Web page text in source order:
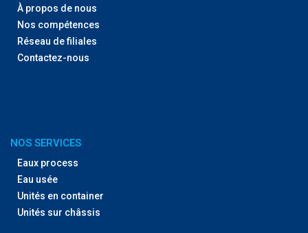
À propos de nous
Nos compétences
Réseau de filiales
Contactez-nous
NOS SERVICES
Eaux process
Eau usée
Unités en container
Unités sur châssis